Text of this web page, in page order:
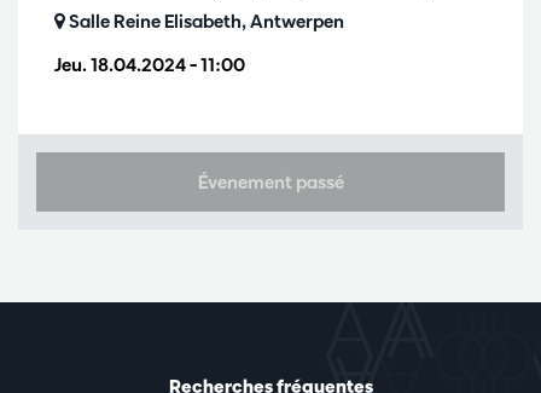
Jeu. 18.04.2024– 11:00
Salle Reine Elisabeth, Antwerpen
Évenement passé
Recherches fréquentes